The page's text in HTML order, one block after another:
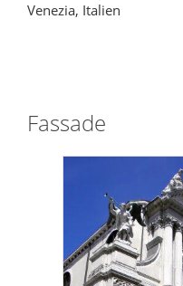
Venezia, Italien
Fassade